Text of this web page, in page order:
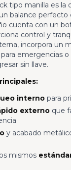
tipo manilla es la
balance perfecto
cuenta con un
control y
incorpora un
emergencias
sin llave.
internopara
externoque
y acabado
mismos